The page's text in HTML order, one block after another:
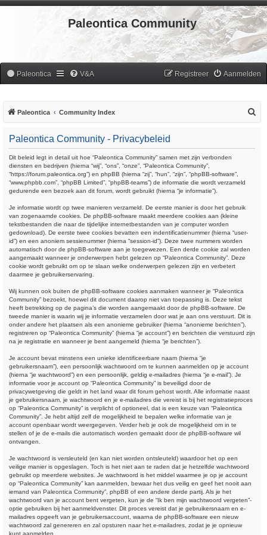
Paleontica Community
Paleontica V&A Aanmelden
Registreer
Paleontica Community Index
Paleontica Community - Privacybeleid
Dit beleid legt in detail uit hoe “Paleontica Community” samen met zijn verbonden
diensten en bedrijven (hierna “wij”, “ons”, “onze”, “Paleontica Community”,
“https://forum.paleontica.org”) en phpBB (hierna “zij”, “hun”, “zijn”, “phpBB-software”,
“www.phpbb.com”, “phpBB Limited”, “phpBB-teams”) de informatie die wordt verzameld
gedurende een bezoek aan dit forum, wordt gebruikt (hierna “je informatie”).
Je informatie wordt op twee manieren verzameld. De eerste manier is door het gebruik
van zogenaamde cookies. De phpBB-software maakt meerdere cookies aan (kleine
tekstbestanden die naar de tijdelijke internetbestanden van je computer worden
gedownload). De eerste twee cookies bevatten een indentificatienummer (hierna “user-
id”) en een anoniem sessienummer (hierna “session-id”). Deze twee nummers worden
automatisch door de phpBB-software aan je toegewezen. Een derde cookie zal worden
aangemaakt wanneer je onderwerpen hebt gelezen op “Paleontica Community”. Deze
cookie wordt gebruikt om op te slaan welke onderwerpen gelezen zijn en verbetert
daarmee je gebruikerservaring.
Wij kunnen ook buiten de phpBB-software cookies aanmaken wanneer je “Paleontica
Community” bezoekt, hoewel dit document daarop niet van toepassing is. Deze tekst
heeft betrekking op de pagina’s die worden aangemaakt door de phpBB-software. De
tweede manier is waarin wij je informatie verzamelen door wat je aan ons verstuurt. Dit is
onder andere het plaatsen als een anonieme gebruiker (hierna “anonieme berichten”),
registreren op “Paleontica Community” (hierna “je account”) en berichten die verstuurd zijn
na je registratie en wanneer je bent aangemeld (hierna “je berichten”).
Je account bevat minstens een unieke identificeerbare naam (hierna “je
gebruikersnaam”), een persoonlijk wachtwoord om te kunnen aanmelden op je account
(hierna “je wachtwoord”) en een persoonlijk, geldig e-mailadres (hierna “je e-mail”). Je
informatie voor je account op “Paleontica Community” is beveiligd door de
privacywetgeving die geldt in het land waar dit forum gehost wordt. Alle informatie naast
je gebruikersnaam, je wachtwoord en je e-mailadres die vereist is bij het registratieproces
op “Paleontica Community” is verplicht of optioneel, dat is een keuze van “Paleontica
Community”. Je hebt altijd zelf de mogelijkheid te bepalen welke informatie van je
account openbaar wordt weergegeven. Verder heb je ook de mogelijkheid om in te
stellen of je de e-mails die automatisch worden gemaakt door de phpBB-software wil
ontvangen.
Je wachtwoord is versleuteld (en kan niet worden ontsleuteld) waardoor het op een
veilige manier is opgeslagen. Toch is het niet aan te raden dat je hetzelfde wachtwoord
gebruikt op meerdere websites. Je wachtwoord is het middel waarmee je op je account
op “Paleontica Community” kan aanmelden, bewaar het dus veilig en geef het nooit aan
iemand van Paleontica Community”, phpBB of een andere derde partij. Als je het
wachtwoord van je account bent vergeten, kun je de “Ik ben mijn wachtwoord vergeten”-
optie gebruiken bij het aanmeldvenster. Dit proces vereist dat je gebruikersnaam en e-
mailadres opgeeft van je gebruikersaccount, waarna de phpBB-software een nieuw
wachtwoord zal genereren en zal opsturen naar het e-mailadres, zodat je je opnieuw
kunt aanmelden.